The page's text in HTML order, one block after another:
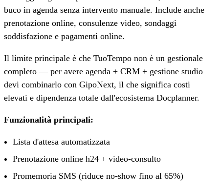
buco in agenda senza intervento manuale. Include anche
prenotazione online, consulenze video, sondaggi
soddisfazione e pagamenti online.
Il limite principale è che TuoTempo non è un gestionale
completo — per avere agenda + CRM + gestione studio
devi combinarlo con GipoNext, il che significa costi
elevati e dipendenza totale dall'ecosistema Docplanner.
Funzionalità principali:
Lista d'attesa automatizzata
Prenotazione online h24 + video-consulto
Promemoria SMS (riduce no-show fino al 65%)